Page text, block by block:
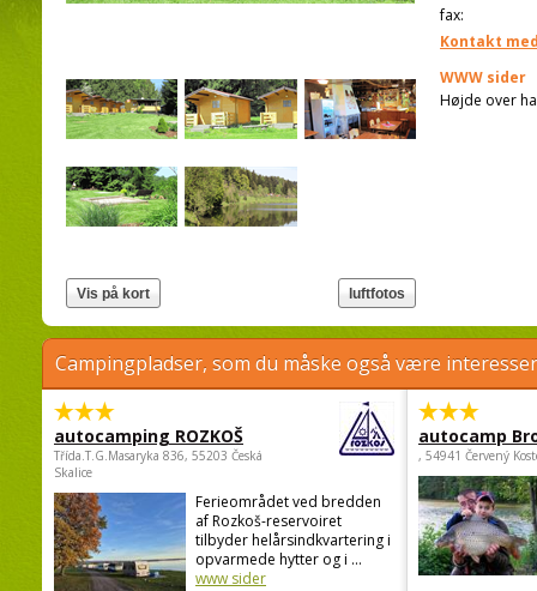
fax:
Kontakt
WWW sider
Højde over
Campingpladser, som du måske også være
autocamping ROZKOŠ
Třída.T.G.Masaryka 836, 55203 Česká
Skalice
Ferieområdet ved bredden
af Rozkoš-reservoiret
tilbyder helårsindkvartering i
opvarmede hytter og i ...
www sider
autocamp
, 54941 Červený